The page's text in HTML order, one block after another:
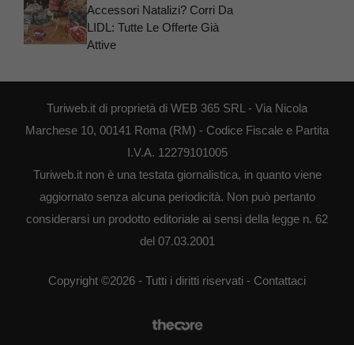
Accessori Natalizi? Corri Da
LIDL: Tutte Le Offerte Già
Attive
Turiweb.it di proprietà di WEB 365 SRL - Via Nicola
Marchese 10, 00141 Roma (RM) - Codice Fiscale e Partita
I.V.A. 12279101005
Turiweb.it non è una testata giornalistica, in quanto viene
aggiornato senza alcuna periodicità. Non può pertanto
considerarsi un prodotto editoriale ai sensi della legge n. 62
del 07.03.2001
Copyright ©2026 - Tutti i diritti riservati - Contattaci